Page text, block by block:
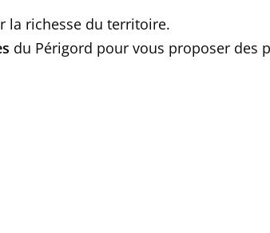
la richesse du territoire.
du Périgord pour vous proposer des